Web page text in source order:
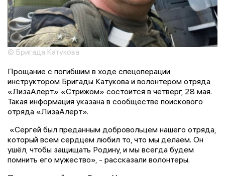
© Бригада Катукова
Прощание с погибшим в ходе спецоперации
инструктором Бригады Катукова и волонтером отряда
«ЛизаАлерт» «Стрижом» состоится в четверг, 28 мая.
Такая информация указана в сообществе поискового
отряда «ЛизаАлерт».
«Сергей был преданным добровольцем нашего отряда,
который всем сердцем любил то, что мы делаем. Он
ушёл, чтобы защищать Родину, и мы всегда будем
помнить его мужество», - рассказали волонтеры.